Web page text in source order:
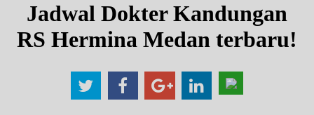
Jadwal Dokter Kandungan
RS Hermina Medan terbaru!